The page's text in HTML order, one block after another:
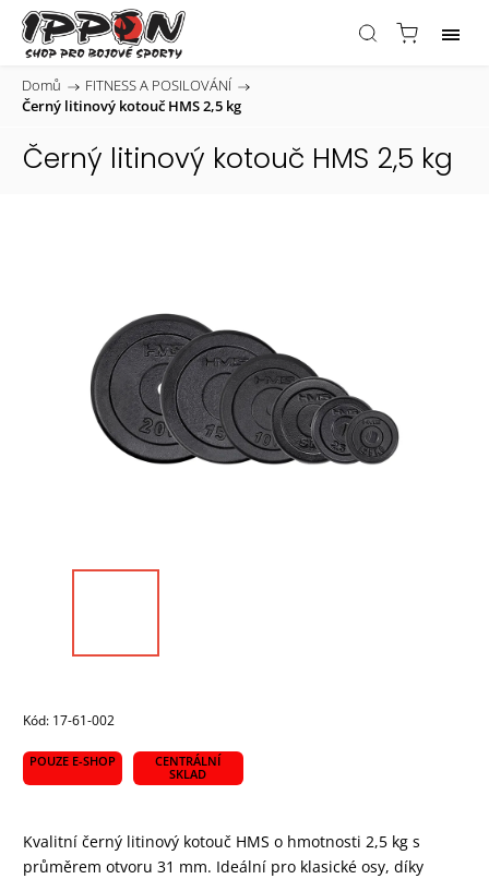
Domů / FITNESS A POSILOVÁNÍ /
Černý litinový kotouč HMS 2,5 kg
Černý litinový kotouč HMS 2,5 kg
Kód: 17-61-002
POUZE E-SHOP
CENTRÁLNÍ
SKLAD
Kvalitní černý litinový kotouč HMS o hmotnosti 2,5 kg s
průměrem otvoru 31 mm. Ideální pro klasické osy, díky